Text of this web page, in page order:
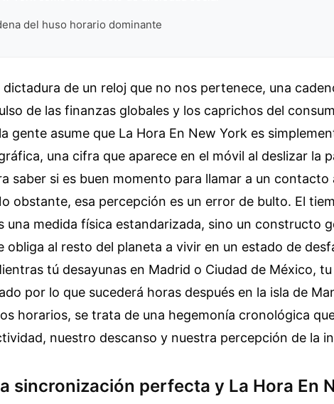
del huso horario dominante
dictadura de un reloj que no nos pertenece, una
de las finanzas globales y los caprichos del
gente asume que La Hora En New York es
una cifra que aparece en el móvil al deslizar la
saber si es buen momento para llamar a un contacto
obstante, esa percepción es un error de bulto. El
una medida física estandarizada, sino un constructo
obliga al resto del planeta a vivir en un estado de
tú desayunas en Madrid o Ciudad de México,
por lo que sucederá horas después en la isla de
horarios, se trata de una hegemonía cronológica
nuestro descanso y nuestra percepción de la
sincronización perfecta y La Hora En